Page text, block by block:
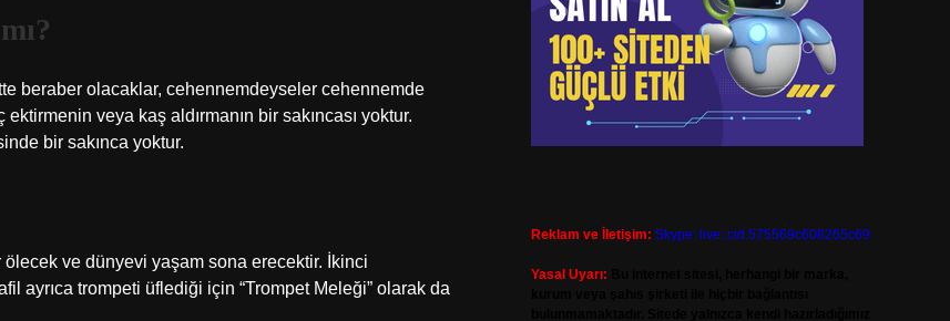
beraber olacaklar, cehennemdeyseler cehennemde
veya kaş aldırmanın bir sakıncası yoktur.
bir sakınca yoktur.
ve dünyevi yaşam sona erecektir. İkinci
ayrıca trompeti üflediği için “Trompet Meleği” olarak da
Reklam ve İletişim: Skype: live:.cid.575569c608265c69
Yasal Uyarı: